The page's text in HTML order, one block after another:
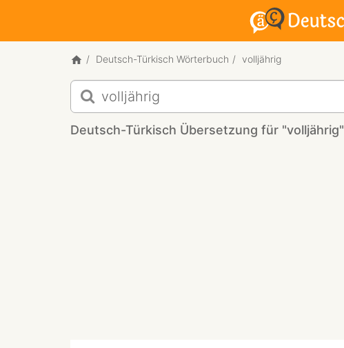
Deutsch-Türkisch Wörterbuch volljährig
Deutsch-
Türkisch
Übersetzung
für
Deutsch-Türkisch Übersetzung für "volljährig"